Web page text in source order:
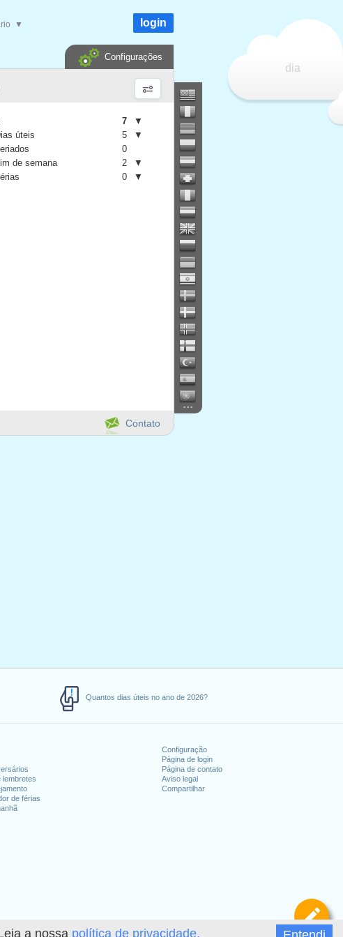
a nossa política de privacidade.
Quantos dias úteis no ano de 2026?
lembretes
de férias
Configuração
Página de login
Página de contato
Aviso legal
Compartilhar
dia
▼ login
Configurações
...
Contato
7
▼
úteis
5
▼
0
de semana
2
▼
0 ▼